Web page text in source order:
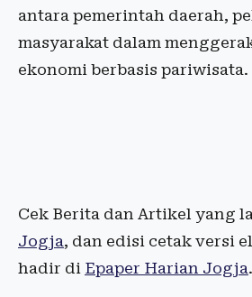
antara pemerintah daerah,
masyarakat dalam
ekonomi berbasis pariwisata.
Cek Berita dan Artikel yang
Jogja, dan edisi cetak versi
hadir di Epaper Harian Jogja.